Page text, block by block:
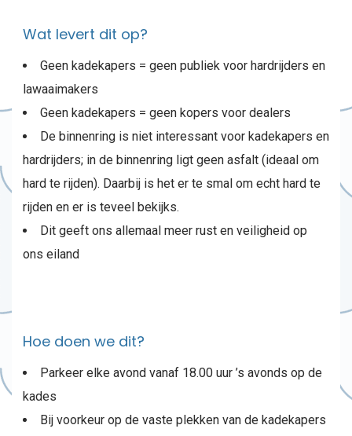
Wat levert dit op?
Geen kadekapers = geen publiek voor hardrijders en
lawaaimakers
Geen kadekapers = geen kopers voor dealers
De binnenring is niet interessant voor kadekapers en
hardrijders; in de binnenring ligt geen asfalt (ideaal om
hard te rijden). Daarbij is het er te smal om echt hard te
rijden en er is teveel bekijks.
Dit geeft ons allemaal meer rust en veiligheid op
ons eiland
Hoe doen we dit?
Parkeer elke avond vanaf 18.00 uur ’s avonds op de
kades
Bij voorkeur op de vaste plekken van de kadekapers